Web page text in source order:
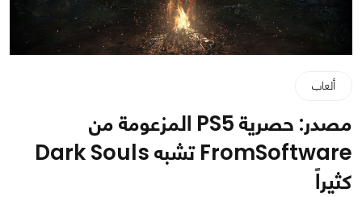
ألعاب
مصدر: حصرية PS5 المزعومة من
FromSoftware تشبه Dark Souls
كثيراً